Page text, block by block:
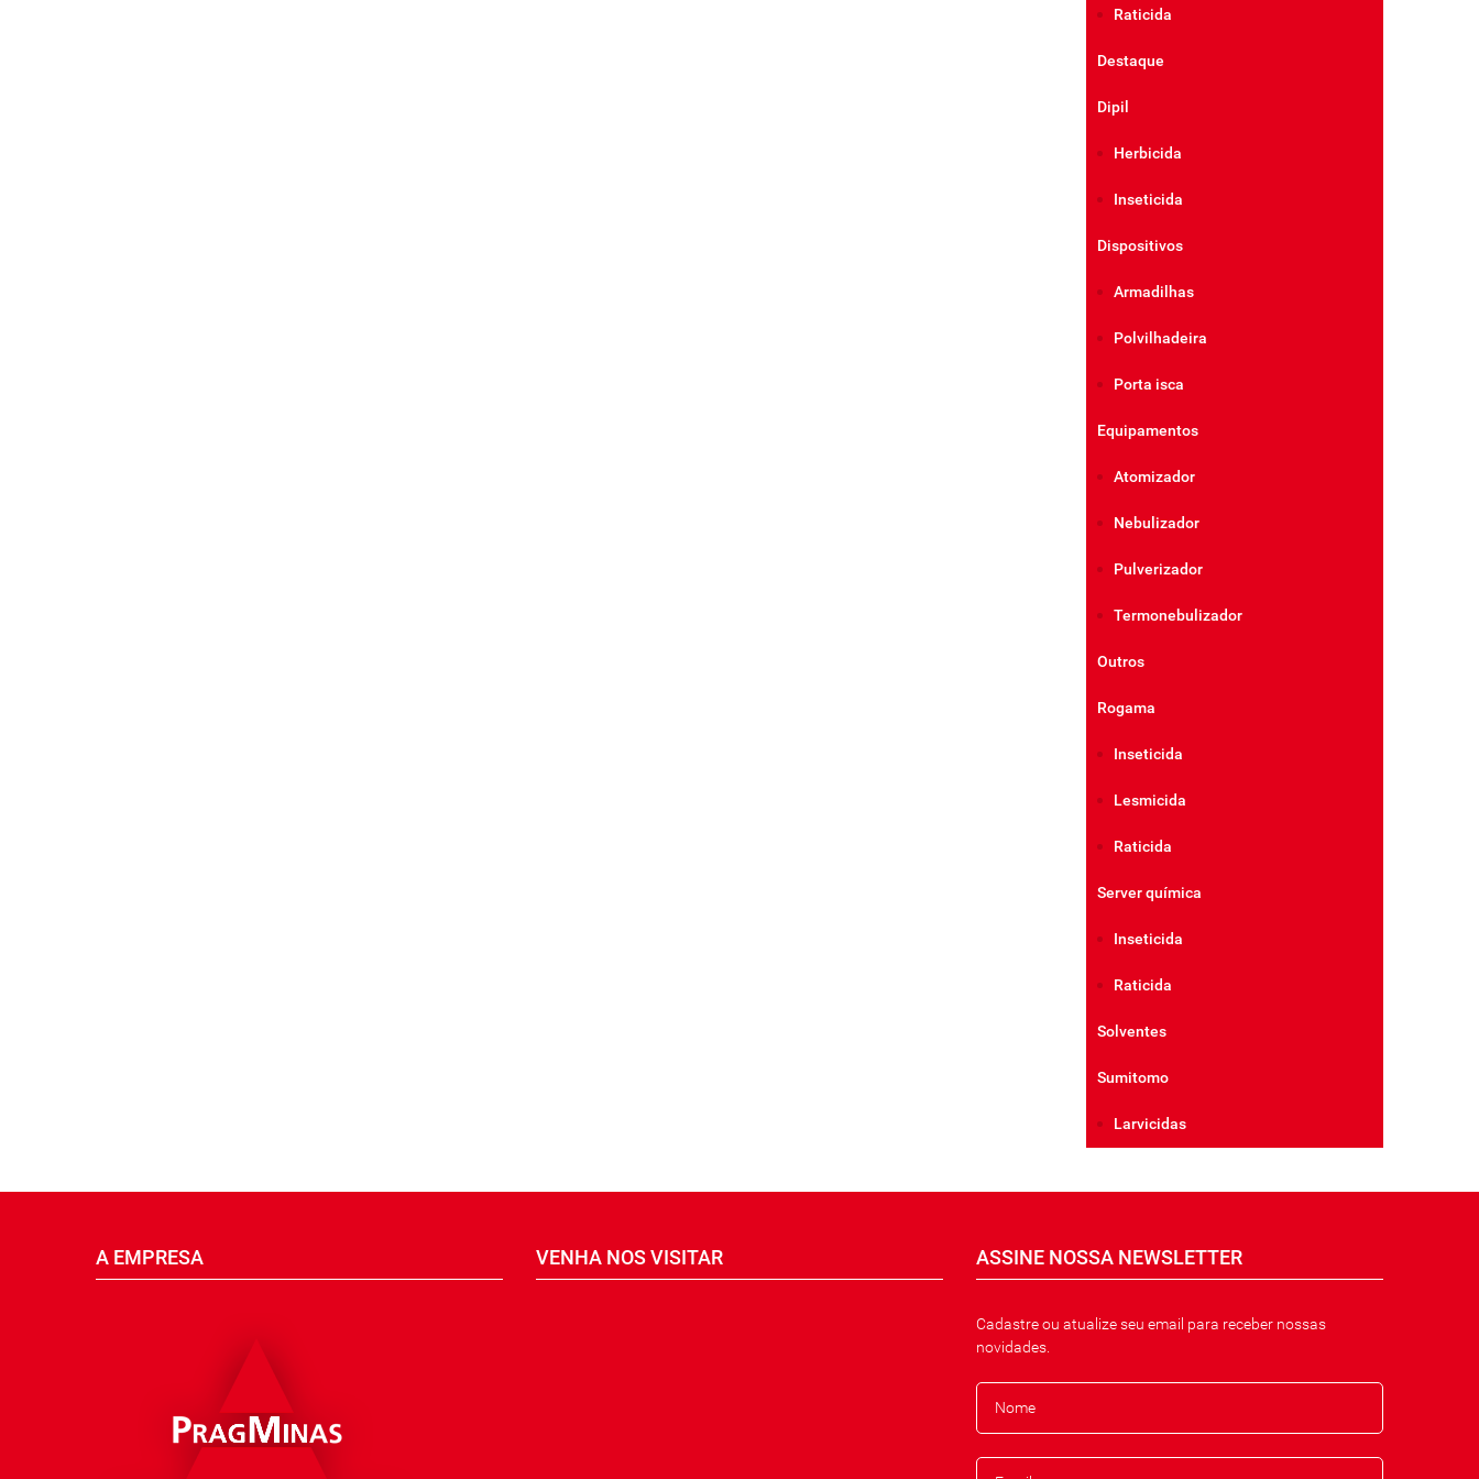
Raticida
Destaque
Dipil
Herbicida
Inseticida
Dispositivos
Armadilhas
Polvilhadeira
Porta isca
Equipamentos
Atomizador
Nebulizador
Pulverizador
Termonebulizador
Outros
Rogama
Inseticida
Lesmicida
Raticida
Server química
Inseticida
Raticida
Solventes
Sumitomo
Larvicidas
A EMPRESA VENHA NOS VISITAR ASSINE NOSSA NEWSLETTER
Cadastre ou atualize seu email para receber nossas
novidades.